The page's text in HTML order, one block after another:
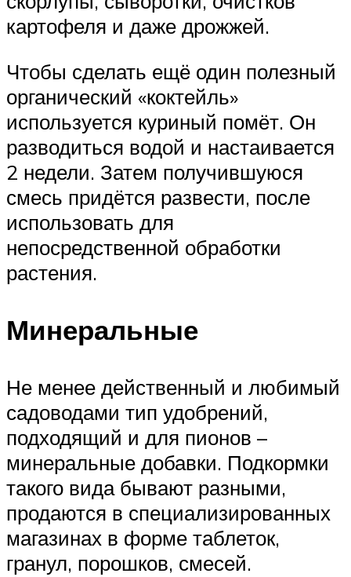
картофеля и даже дрожжей.
Чтобы сделать ещё один полезный
органический «коктейль»
используется куриный помёт. Он
разводиться водой и настаивается
2 недели. Затем получившуюся
смесь придётся развести, после
использовать для
непосредственной обработки
растения.
Минеральные
Не менее действенный и любимый
садоводами тип удобрений,
подходящий и для пионов –
минеральные добавки. Подкормки
такого вида бывают разными,
продаются в специализированных
магазинах в форме таблеток,
гранул, порошков, смесей.